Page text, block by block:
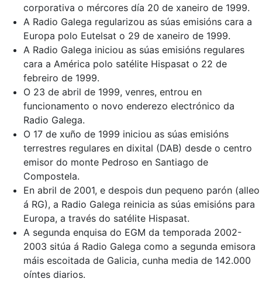
corporativa o mércores día 20 de xaneiro de 1999.
A Radio Galega regularizou as súas emisións cara a
Europa polo Eutelsat o 29 de xaneiro de 1999.
A Radio Galega iniciou as súas emisións regulares
cara a América polo satélite Hispasat o 22 de
febreiro de 1999.
O 23 de abril de 1999, venres, entrou en
funcionamento o novo enderezo electrónico da
Radio Galega.
O 17 de xuño de 1999 iniciou as súas emisións
terrestres regulares en dixital (DAB) desde o centro
emisor do monte Pedroso en Santiago de
Compostela.
En abril de 2001, e despois dun pequeno parón (alleo
á RG), a Radio Galega reinicia as súas emisións para
Europa, a través do satélite Hispasat.
A segunda enquisa do EGM da temporada 2002-
2003 sitúa á Radio Galega como a segunda emisora
máis escoitada de Galicia, cunha media de 142.000
oíntes diarios.